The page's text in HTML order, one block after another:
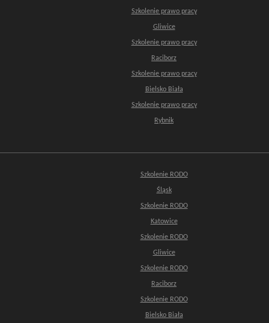
Szkolenie prawo pracy
Gliwice
Szkolenie prawo pracy
Raciborz
Szkolenie prawo pracy
Bielsko Biała
Szkolenie prawo pracy
Rybnik
Szkolenie RODO
Śląsk
Szkolenie RODO
Katowice
Szkolenie RODO
Gliwice
Szkolenie RODO
Raciborz
Szkolenie RODO
Bielsko Biała